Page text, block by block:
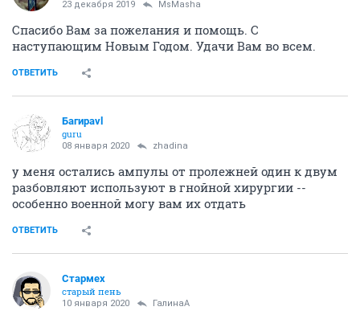
23 декабря 2019 MsMasha
Спасибо Вам за пожелания и помощь. С
наступающим Новым Годом. Удачи Вам во всем.
ОТВЕТИТЬ
Багираvl
guru
08 января 2020 zhadina
у меня остались ампулы от пролежней один к двум
разбовляют используют в гнойной хирургии --
особенно военной могу вам их отдать
ОТВЕТИТЬ
Стармех
старый пень
10 января 2020 ГалинаА